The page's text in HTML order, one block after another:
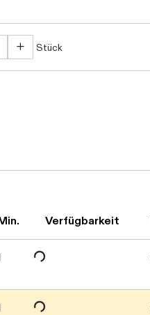
Stück
Verfügbarkeit
Daten werden geladen. Bitte warten...
Daten werden geladen. Bitte warten...